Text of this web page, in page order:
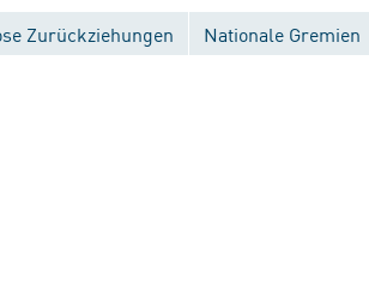
Zurückziehungen Nationale Gremien